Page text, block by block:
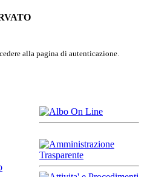
alla pagina di autenticazione.